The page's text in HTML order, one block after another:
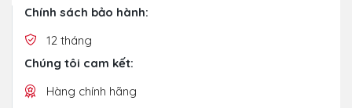
Chính sách bảo hành:
12 tháng
Chúng tôi cam kết:
Hàng chính hãng